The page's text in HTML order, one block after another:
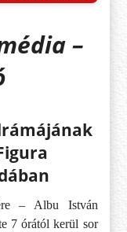
–
– Albu István
7 órától kerül sor